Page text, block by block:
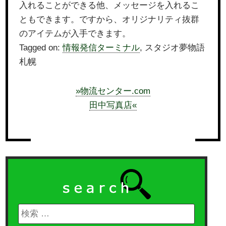
入れることができる他、メッセージを入れるこ
ともできます。ですから、オリジナリティ抜群
のアイテムが入手できます。
Tagged on:情報発信ターミナル, スタジオ夢物語
札幌
»物流センター.com
田中写真店«